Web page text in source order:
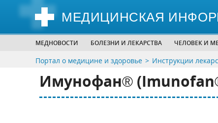
МЕДИЦИНСКАЯ
МЕДНОВОСТИ БОЛЕЗНИ И ЛЕКАРСТВА ЧЕЛОВЕК И
Портал о медицине и здоровье Инструкции
Имунофан®